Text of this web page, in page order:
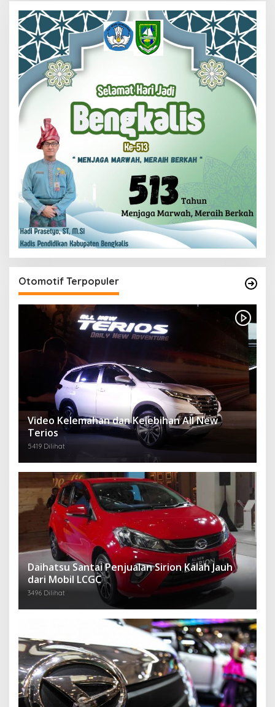
Otomotif Terpopuler
Video Kelemahan dan Kelebihan All New
Terios
5419 Dilihat
Daihatsu Santai Penjualan Sirion Kalah Jauh
dari Mobil LCGC
3496 Dilihat